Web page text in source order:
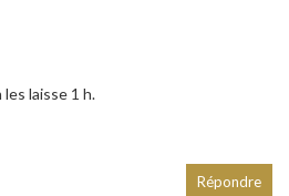
les laisse 1 h.
Répondre